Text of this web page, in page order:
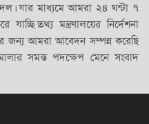
যার মাধ্যমে আমরা ২৪ ঘন্টা ৭
মন্ত্রণালয়ের নির্দেশনা
জন্য আমরা আবেদন সম্পন্ন করেছি
সমস্ত পদক্ষেপ মেনে সংবাদ